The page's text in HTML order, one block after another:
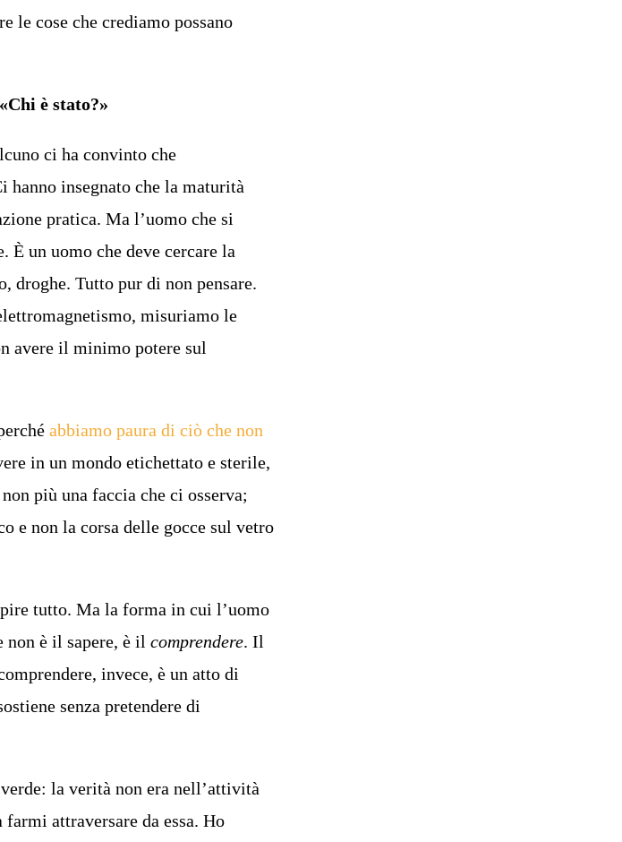
le cose che crediamo possano
«Chi è stato?»
ci ha convinto che
hanno insegnato che la maturità
pratica. Ma l’uomo che si
È un uomo che deve cercare la
droghe. Tutto pur di non pensare.
misuriamo le
avere il minimo potere sul
abbiamo paura di ciò che non
in un mondo etichettato e sterile,
più una faccia che ci osserva;
e non la corsa delle gocce sul vetro
tutto. Ma la forma in cui l’uomo
non è il sapere, è ilcomprendere. Il
invece, è un atto di
senza pretendere di
la verità non era nell’attività
attraversare da essa. Ho